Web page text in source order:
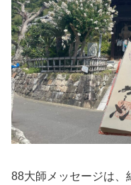
88大師メッセージは、